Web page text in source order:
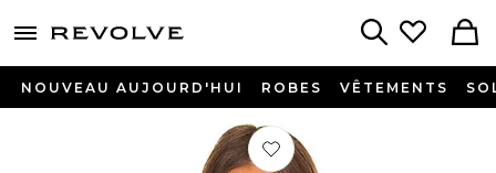
menu - shows more content
NOUVEAU AUJOURD'HUI ROBES VÊTEMENTS
Préféré VESTE RHEA